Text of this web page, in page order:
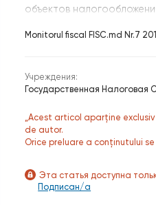
объектов
Monitorul fiscal FISC.md Nr.7
Учреждения:
Государственная Налоговая
„Acest articol aparține
de autor.
Orice preluare a conținutului
Эта статья доступна
Подписан/а